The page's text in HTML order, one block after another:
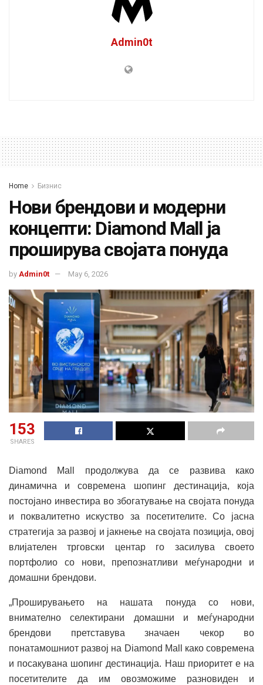
Admin0t
Home Бизнис
Нови брендови и модерни
концепти: Diamond Mall ја
проширува својата понуда
by Admin0t May 6, 2026
153
SHARES
Diamond Mall продолжува да се развива како
динамична и современа шопинг дестинација, која
постојано инвестира во збогатување на својата понуда
и поквалитетно искуство за посетителите. Со јасна
стратегија за развој и јакнење на својата позиција, овој
влијателен трговски центар го засилува своето
портфолио со нови, препознатливи меѓународни и
домашни брендови.
„Проширувањето на нашата понуда со нови,
внимателно селектирани домашни и меѓународни
брендови претставува значаен чекор во
понатамошниот развој на Diamond Mall како современа
и посакувана шопинг дестинација. Наш приоритет е на
посетителите да им овозможиме разновиден и